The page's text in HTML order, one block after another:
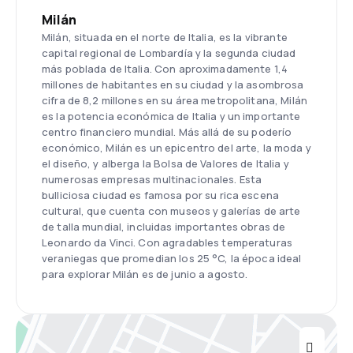
Milán
Milán, situada en el norte de Italia, es la vibrante
capital regional de Lombardía y la segunda ciudad
más poblada de Italia. Con aproximadamente 1,4
millones de habitantes en su ciudad y la asombrosa
cifra de 8,2 millones en su área metropolitana, Milán
es la potencia económica de Italia y un importante
centro financiero mundial. Más allá de su poderío
económico, Milán es un epicentro del arte, la moda y
el diseño, y alberga la Bolsa de Valores de Italia y
numerosas empresas multinacionales. Esta
bulliciosa ciudad es famosa por su rica escena
cultural, que cuenta con museos y galerías de arte
de talla mundial, incluidas importantes obras de
Leonardo da Vinci. Con agradables temperaturas
veraniegas que promedian los 25 °C, la época ideal
para explorar Milán es de junio a agosto.